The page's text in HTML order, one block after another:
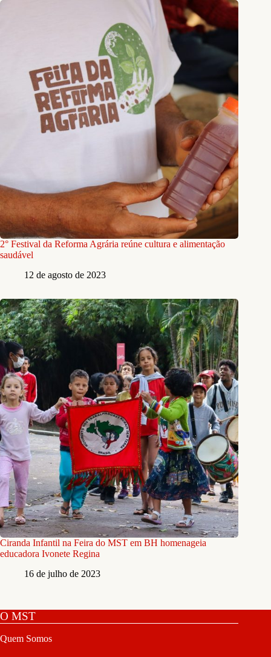
2° Festival da Reforma Agrária reúne cultura e alimentação
saudável
12 de agosto de 2023
Ciranda Infantil na Feira do MST em BH homenageia
educadora Ivonete Regina
16 de julho de 2023
O MST
Quem Somos